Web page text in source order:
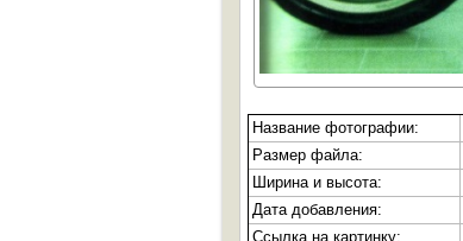
Название фотографии:
Размер файла:
Ширина и высота:
Дата добавления:
Ссылка на картинку: